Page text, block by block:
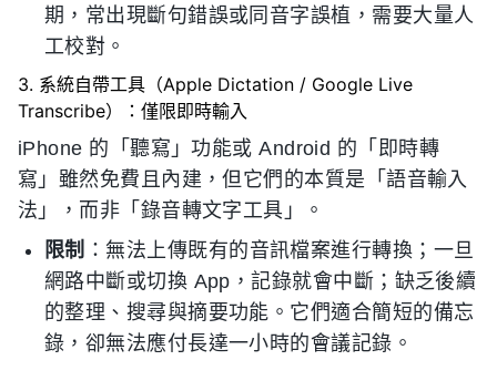
期，常出現斷句錯誤或同音字誤植，需要大量人
工校對。
3. 系統自帶工具（Apple Dictation / Google Live
Transcribe）：僅限即時輸入
iPhone 的「聽寫」功能或 Android 的「即時轉
寫」雖然免費且內建，但它們的本質是「語音輸入
法」，而非「錄音轉文字工具」。
限制 ：無法上傳既有的音訊檔案進行轉換；一旦
網路中斷或切換 App，記錄就會中斷；缺乏後續
的整理、搜尋與摘要功能。它們適合簡短的備忘
錄，卻無法應付長達一小時的會議記錄。